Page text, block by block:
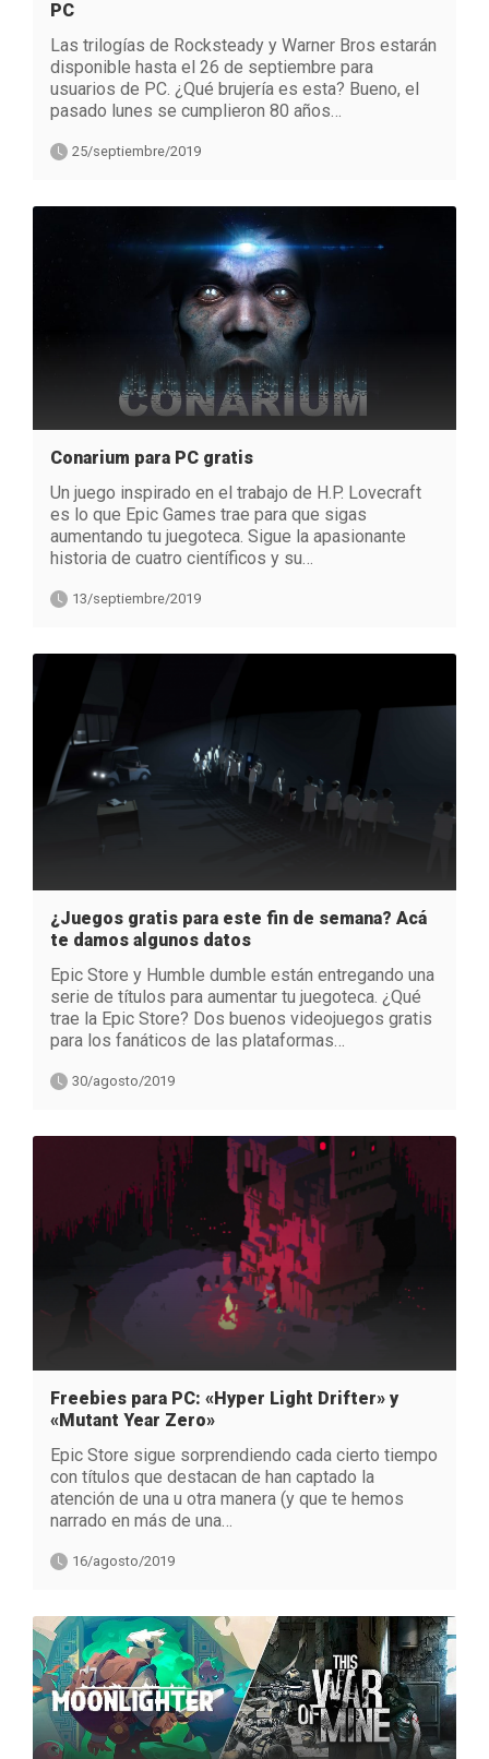
PC
Las trilogías de Rocksteady y Warner Bros estarán
disponible hasta el 26 de septiembre para
usuarios de PC. ¿Qué brujería es esta? Bueno, el
pasado lunes se cumplieron 80 años…
25/septiembre/2019
Conarium para PC gratis
Un juego inspirado en el trabajo de H.P. Lovecraft
es lo que Epic Games trae para que sigas
aumentando tu juegoteca. Sigue la apasionante
historia de cuatro científicos y su…
13/septiembre/2019
¿Juegos gratis para este fin de semana? Acá
te damos algunos datos
Epic Store y Humble dumble están entregando una
serie de títulos para aumentar tu juegoteca. ¿Qué
trae la Epic Store? Dos buenos videojuegos gratis
para los fanáticos de las plataformas…
30/agosto/2019
Freebies para PC: «Hyper Light Drifter» y
«Mutant Year Zero»
Epic Store sigue sorprendiendo cada cierto tiempo
con títulos que destacan de han captado la
atención de una u otra manera (y que te hemos
narrado en más de una…
16/agosto/2019